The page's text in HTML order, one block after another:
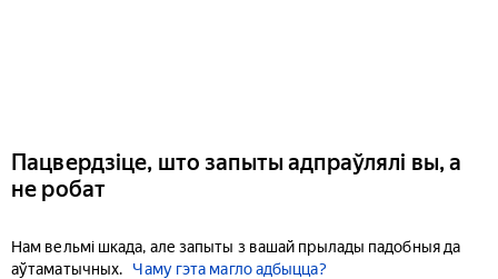
Пацвердзіце, што запыты адпраўлялі вы, а
не робат
Нам вельмі шкада, але запыты з вашай прылады падобныя да
аўтаматычных.
Чаму гэта магло адбыцца?